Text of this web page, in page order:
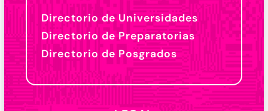
Directorio de Universidades
Directorio de Preparatorias
Directorio de Posgrados